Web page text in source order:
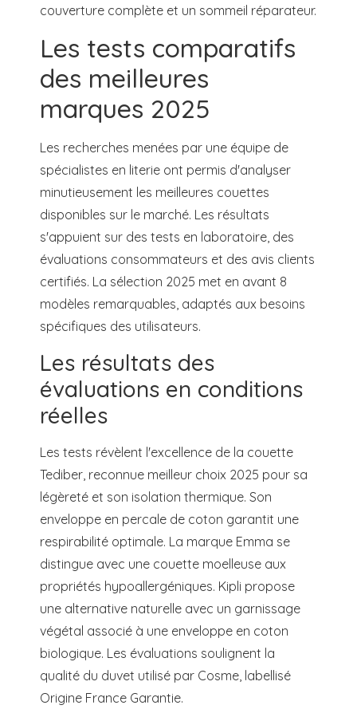
couverture complète et un sommeil réparateur.
Les tests comparatifs
des meilleures
marques 2025
Les recherches menées par une équipe de
spécialistes en literie ont permis d'analyser
minutieusement les meilleures couettes
disponibles sur le marché. Les résultats
s'appuient sur des tests en laboratoire, des
évaluations consommateurs et des avis clients
certifiés. La sélection 2025 met en avant 8
modèles remarquables, adaptés aux besoins
spécifiques des utilisateurs.
Les résultats des
évaluations en conditions
réelles
Les tests révèlent l'excellence de la couette
Tediber, reconnue meilleur choix 2025 pour sa
légèreté et son isolation thermique. Son
enveloppe en percale de coton garantit une
respirabilité optimale. La marque Emma se
distingue avec une couette moelleuse aux
propriétés hypoallergéniques. Kipli propose
une alternative naturelle avec un garnissage
végétal associé à une enveloppe en coton
biologique. Les évaluations soulignent la
qualité du duvet utilisé par Cosme, labellisé
Origine France Garantie.